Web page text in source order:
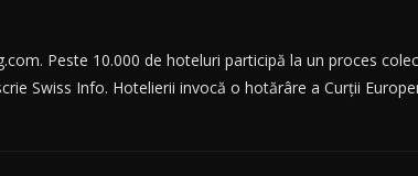
Peste 10.000 de hoteluri participă la un proces
Swiss Info. Hotelierii invocă o hotărâre a Curții